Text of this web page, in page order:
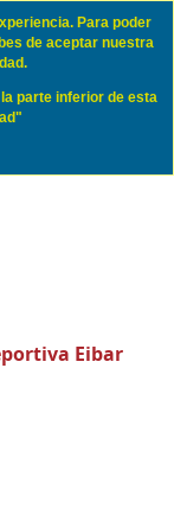
Eibar
Para poder
de aceptar nuestra
parte inferior de esta